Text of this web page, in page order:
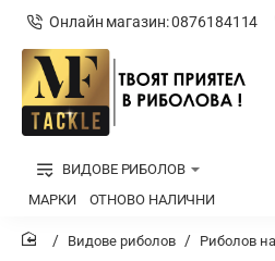
Онлайн магазин: 0876184114
ВИДОВЕ РИБОЛОВ
МАРКИ
ОТНОВО НАЛИЧНИ
Видове риболов Риболов